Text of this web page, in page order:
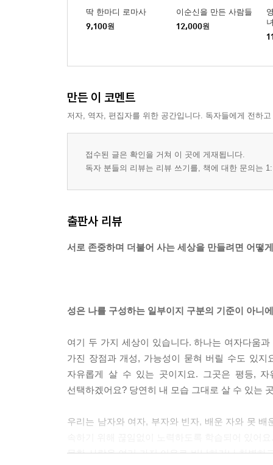
딱 한마디 로마사
9,100원
이순신을 만든 사람들
12,000원
만든 이 코멘트
저자, 역자, 편집자를 위한 공간입니다. 독자들에게 전하
접수된 글은 확인을 거쳐 이 곳에 게재됩니다.
독자 분들의 리뷰는 리뷰 쓰기를, 책에 대한 문의는
출판사 리뷰
서로 존중하며 더불어 사는 세상을 만들려면 어떻
성은 나를 구성하는 일부이지 구분의 기준이 아니
여기 두 가지 세상이 있습니다. 하나는 여자다움
가진 장점과 개성, 가능성이 묻혀 버릴 수도 있
자유롭게 살 수 있는 곳이지요. 그곳은 평등,
선택하겠어요? 당연히 내 모습 그대로 살 수 있는
우리는 남자와 여자, 부자와 빈자, 배운 자와 못
못한 사람을 여러 가지 이유로 비난하거나 차별하